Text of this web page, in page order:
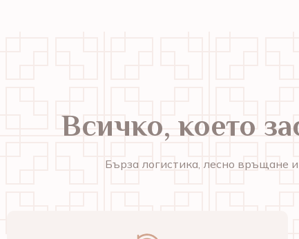
Всичко, което
Бърза логистика, лесно връщане и